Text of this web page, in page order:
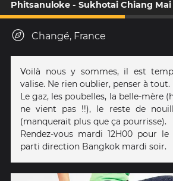
Phitsanuloke - Sukhotai Chiang Mai
Changé, France
Voilà nous y sommes, il est
valise. Ne rien oublier, penser à tout.
Le gaz, les poubelles, la belle-mère
ne vient pas !!), le reste de
(manquerait plus que ça pourrisse).
Rendez-vous mardi 12H00 pour
parti direction Bangkok mardi soir.